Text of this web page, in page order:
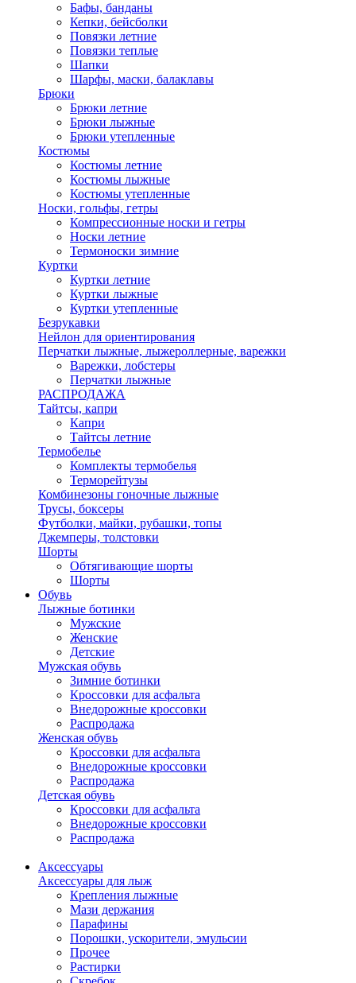
Бафы, банданы
Кепки, бейсболки
Повязки летние
Повязки теплые
Шапки
Шарфы, маски, балаклавы
Брюки
Брюки летние
Брюки лыжные
Брюки утепленные
Костюмы
Костюмы летние
Костюмы лыжные
Костюмы утепленные
Носки, гольфы, гетры
Компрессионные носки и гетры
Носки летние
Термоноски зимние
Куртки
Куртки летние
Куртки лыжные
Куртки утепленные
Безрукавки
Нейлон для ориентирования
Перчатки лыжные, лыжероллерные, варежки
Варежки, лобстеры
Перчатки лыжные
РАСПРОДАЖА
Тайтсы, капри
Капри
Тайтсы летние
Термобелье
Комплекты термобелья
Терморейтузы
Комбинезоны гоночные лыжные
Трусы, боксеры
Футболки, майки, рубашки, топы
Джемперы, толстовки
Шорты
Обтягивающие шорты
Шорты
Обувь
Лыжные ботинки
Мужские
Женские
Детские
Мужская обувь
Зимние ботинки
Кроссовки для асфальта
Внедорожные кроссовки
Распродажа
Женская обувь
Кроссовки для асфальта
Внедорожные кроссовки
Распродажа
Детская обувь
Кроссовки для асфальта
Внедорожные кроссовки
Распродажа
Аксессуары
Аксессуары для лыж
Крепления лыжные
Мази держания
Парафины
Порошки, ускорители, эмульсии
Прочее
Растирки